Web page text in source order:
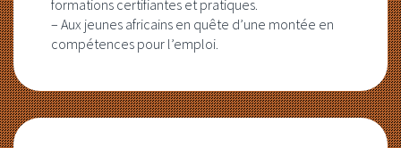
formations certifiantes et pratiques.
– Aux jeunes africains en quête d’une montée en
compétences pour l’emploi.